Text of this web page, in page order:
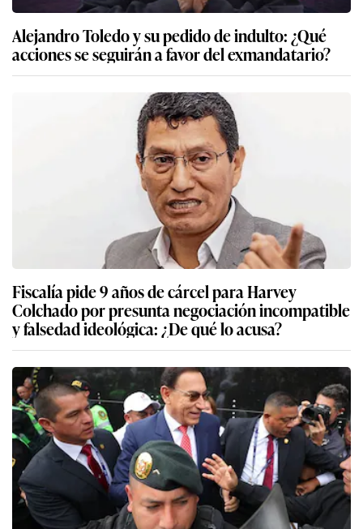
Alejandro Toledo y su pedido de indulto: ¿Qué
acciones se seguirán a favor del exmandatario?
Fiscalía pide 9 años de cárcel para Harvey
Colchado por presunta negociación incompatible
y falsedad ideológica: ¿De qué lo acusa?